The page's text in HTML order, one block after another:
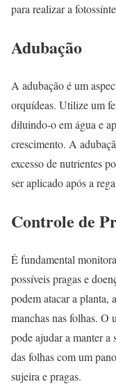
para realizar a
Adubação
A adubação é um
orquídeas. Utilize um
diluindo-o em água e
crescimento. A
excesso de nutrientes
ser aplicado após a
Controle de
É fundamental
possíveis pragas e
podem atacar a planta,
manchas nas folhas. O
pode ajudar a manter
das folhas com um
sujeira e pragas.